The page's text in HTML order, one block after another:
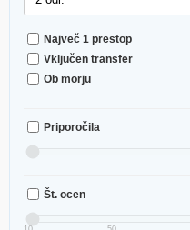
Največ 1 prestop
Vključen transfer
Ob morju
Priporočila
Št. ocen